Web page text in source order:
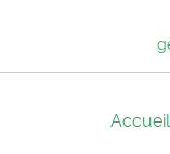
Accueil